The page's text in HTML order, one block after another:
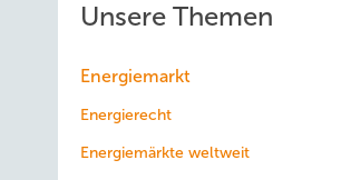
Unsere Themen
Energiemarkt
Energierecht
Energiemärkte weltweit